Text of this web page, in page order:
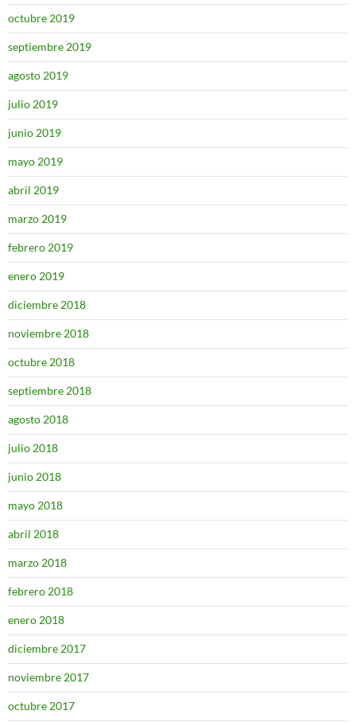
octubre 2019
septiembre 2019
agosto 2019
julio 2019
junio 2019
mayo 2019
abril 2019
marzo 2019
febrero 2019
enero 2019
diciembre 2018
noviembre 2018
octubre 2018
septiembre 2018
agosto 2018
julio 2018
junio 2018
mayo 2018
abril 2018
marzo 2018
febrero 2018
enero 2018
diciembre 2017
noviembre 2017
octubre 2017